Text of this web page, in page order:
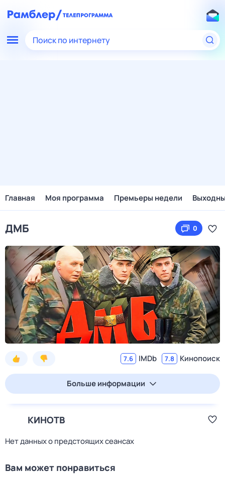
Поиск по интернету
Главная Моя программа Премьеры недели
ДМБ 0
7.6 IMDb 7.8 Кинопоиск
Больше информации
КИНОТВ
Нет данных о предстоящих сеансах
Вам может понравиться